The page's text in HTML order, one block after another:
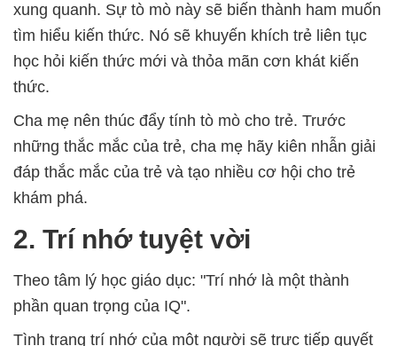
xung quanh. Sự tò mò này sẽ biến thành ham muốn
tìm hiểu kiến thức. Nó sẽ khuyến khích trẻ liên tục
học hỏi kiến thức mới và thỏa mãn cơn khát kiến
thức.
Cha mẹ nên thúc đẩy tính tò mò cho trẻ. Trước
những thắc mắc của trẻ, cha mẹ hãy kiên nhẫn giải
đáp thắc mắc của trẻ và tạo nhiều cơ hội cho trẻ
khám phá.
2. Trí nhớ tuyệt vời
Theo tâm lý học giáo dục: "Trí nhớ là một thành
phần quan trọng của IQ".
Tình trạng trí nhớ của một người sẽ trực tiếp quyết